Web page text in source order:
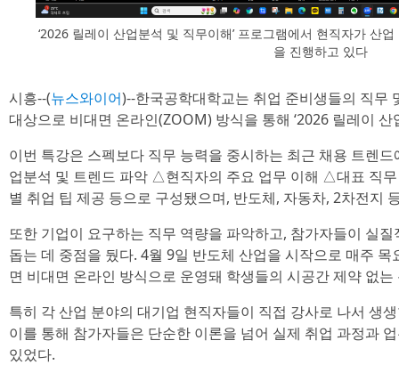
‘2026 릴레이 산업분석 및 직무이해’ 프로그램에서 현직자가 산
을 진행하고 있다
시흥--(뉴스와이어)--한국공학대학교는 취업 준비생들의 직무
대상으로 비대면 온라인(ZOOM) 방식을 통해 ‘2026 릴레이
이번 특강은 스펙보다 직무 능력을 중시하는 최근 채용 트렌
업분석 및 트렌드 파악 △현직자의 주요 업무 이해 △대표 직
별 취업 팁 제공 등으로 구성됐으며, 반도체, 자동차, 2차전지
또한 기업이 요구하는 직무 역량을 파악하고, 참가자들이 실
돕는 데 중점을 뒀다. 4월 9일 반도체 산업을 시작으로 매주
면 비대면 온라인 방식으로 운영돼 학생들의 시공간 제약 없
특히 각 산업 분야의 대기업 현직자들이 직접 강사로 나서 생
이를 통해 참가자들은 단순한 이론을 넘어 실제 취업 과정과
있었다.